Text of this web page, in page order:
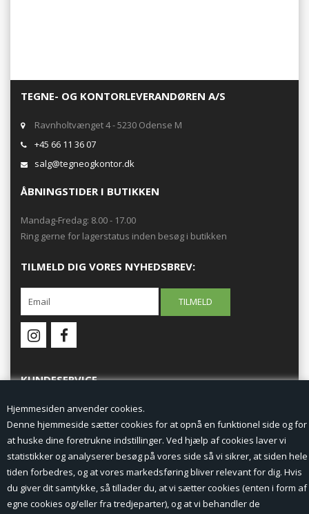
Hjemmesiden anvender cookies.
Denne hjemmeside sætter cookies for at opnå en funktionel side og for
at huske dine foretrukne indstillinger. Ved hjælp af cookies laver vi
statistikker og analyserer besøg på vores side så vi sikrer, at siden hele
tiden forbedres, og at vores markedsføring bliver relevant for dig. Hvis
du giver dit samtykke, så tillader du, at vi sætter cookies (enten i form af
egne cookies og/eller fra tredjeparter), og at vi behandler de
TEGNE- OG KONTORLEVERANDØREN A/S
Ravnholtvænget 4 - 5230 Odense M
+45 66 11 36 07
salg@tegneogkontor.dk
ÅBNINGSTIDER I BUTIKKEN
Mandag-Fredag: 8.00 - 17.00
Ring gerne for lagerstatus inden besøg i butikken
TILMELD DIG VORES NYHEDSBREV:
KUNDESERVICE
Forside
Min Konto
Nyheder
Vilkår og betingelser